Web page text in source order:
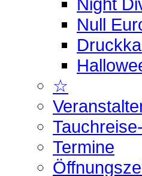
Null
☆
Termine